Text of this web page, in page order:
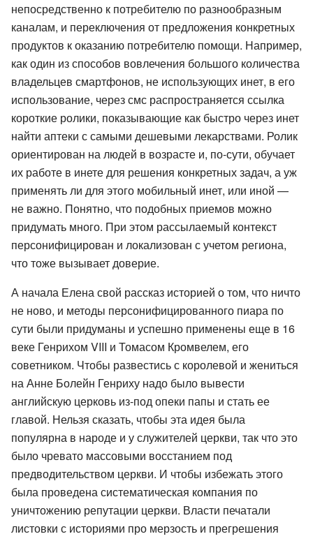
непосредственно к потребителю по разнообразным
каналам, и переключения от предложения конкретных
продуктов к оказанию потребителю помощи. Например,
как один из способов вовлечения большого количества
владельцев смартфонов, не использующих инет, в его
использование, через смс распространяется ссылка
короткие ролики, показывающие как быстро через инет
найти аптеки с самыми дешевыми лекарствами. Ролик
ориентирован на людей в возрасте и, по-сути, обучает
их работе в инете для решения конкретных задач, а уж
применять ли для этого мобильный инет, или иной —
не важно. Понятно, что подобных приемов можно
придумать много. При этом рассылаемый контекст
персонифицирован и локализован с учетом региона,
что тоже вызывает доверие.
А начала Елена свой рассказ историей о том, что ничто
не ново, и методы персонифицированного пиара по
сути были придуманы и успешно применены еще в 16
веке Генрихом VIII и Томасом Кромвелем, его
советником. Чтобы развестись с королевой и жениться
на Анне Болейн Генриху надо было вывести
английскую церковь из-под опеки папы и стать ее
главой. Нельзя сказать, чтобы эта идея была
популярна в народе и у служителей церкви, так что это
было чревато массовыми восстанием под
предводительством церкви. И чтобы избежать этого
была проведена систематическая компания по
уничтожению репутации церкви. Власти печатали
листовки с историями про мерзость и прегрешения